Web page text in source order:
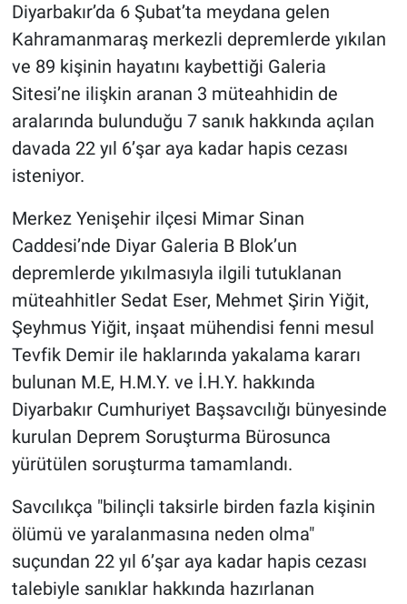
Diyarbakır’da 6 Şubat’ta meydana gelen
Kahramanmaraş merkezli depremlerde yıkılan
ve 89 kişinin hayatını kaybettiği Galeria
Sitesi’ne ilişkin aranan 3 müteahhidin de
aralarında bulunduğu 7 sanık hakkında açılan
davada 22 yıl 6’şar aya kadar hapis cezası
isteniyor.
Merkez Yenişehir ilçesi Mimar Sinan
Caddesi’nde Diyar Galeria B Blok’un
depremlerde yıkılmasıyla ilgili tutuklanan
müteahhitler Sedat Eser, Mehmet Şirin Yiğit,
Şeyhmus Yiğit, inşaat mühendisi fenni mesul
Tevfik Demir ile haklarında yakalama kararı
bulunan M.E, H.M.Y. ve İ.H.Y. hakkında
Diyarbakır Cumhuriyet Başsavcılığı bünyesinde
kurulan Deprem Soruşturma Bürosunca
yürütülen soruşturma tamamlandı.
Savcılıkça "bilinçli taksirle birden fazla kişinin
ölümü ve yaralanmasına neden olma"
suçundan 22 yıl 6’şar aya kadar hapis cezası
talebiyle sanıklar hakkında hazırlanan